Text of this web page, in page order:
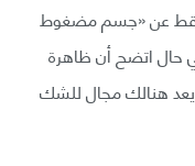
فقط عن «جسم مضغوط
حال اتضح أن ظاهرة
يعد هنالك مجال للشك